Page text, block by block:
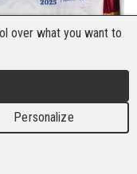
(BHI)
Tagung des
Internationalen
over what you want to
Personalize